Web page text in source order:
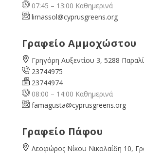
07:45 – 13:00 Καθημερινά
limassol@cyprusgreens.org
Γραφείο Αμμοχώστου
Γρηγόρη Αυξεντίου 3, 5288
23744975
23744974
08:00 – 14:00 Καθημερινά
famagusta@cyprusgreens.org
Γραφείο Πάφου
Λεοφώρος Νίκου Νικολαίδη 10,